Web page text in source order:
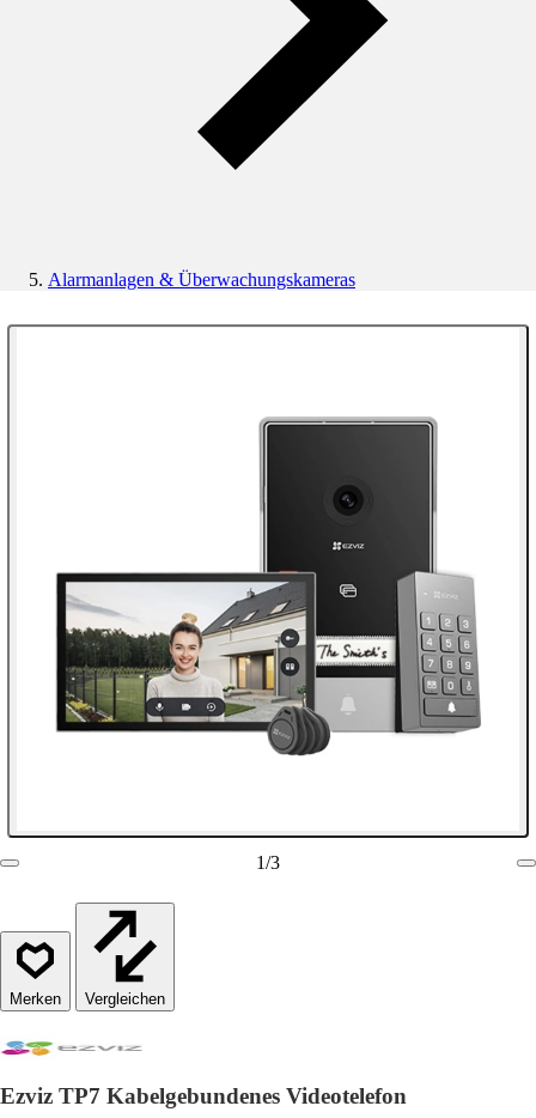
Alarmanlagen & Überwachungskameras
1/3
Vergleichen
Ezviz TP7 Kabelgebundenes Videotelefon